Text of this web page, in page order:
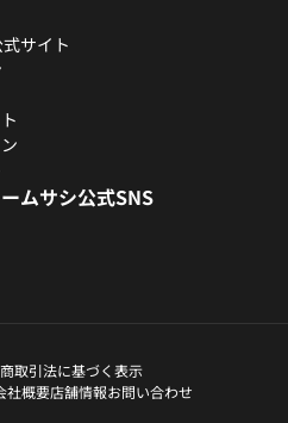
サイト
ムサシ公式SNS
取引法に基づく表示
社概要店舗情報お問い合わせ